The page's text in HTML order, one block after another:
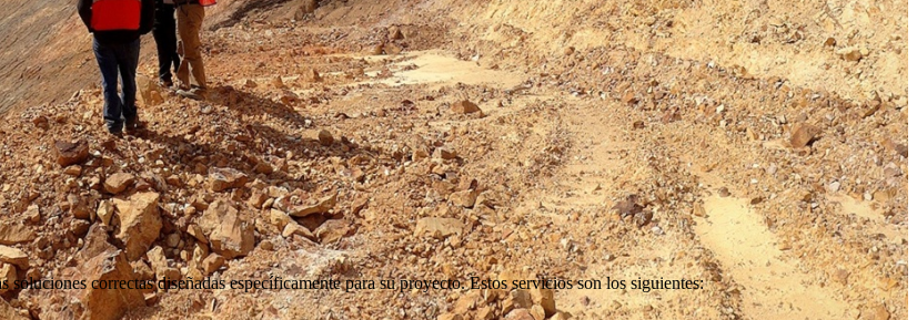
correctas diseñadas específicamente para su proyecto. Estos servicios son los siguientes: